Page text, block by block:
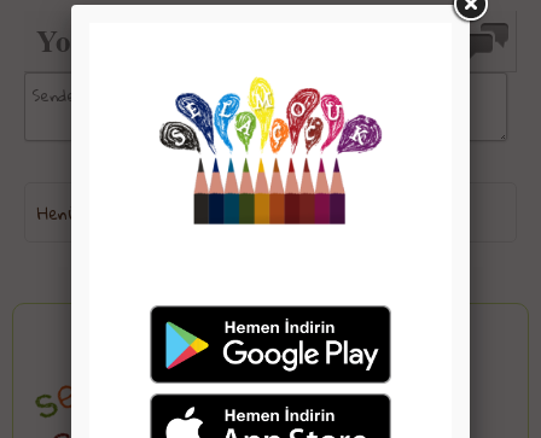
Yorumlar
Henüz kimse yorum yazmadı.
Gamze Çakar